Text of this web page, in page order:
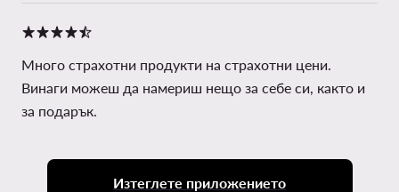
Много страхотни продукти на страхотни цени.
Винаги можеш да намериш нещо за себе си, както и
за подарък.
Изтеглете приложението